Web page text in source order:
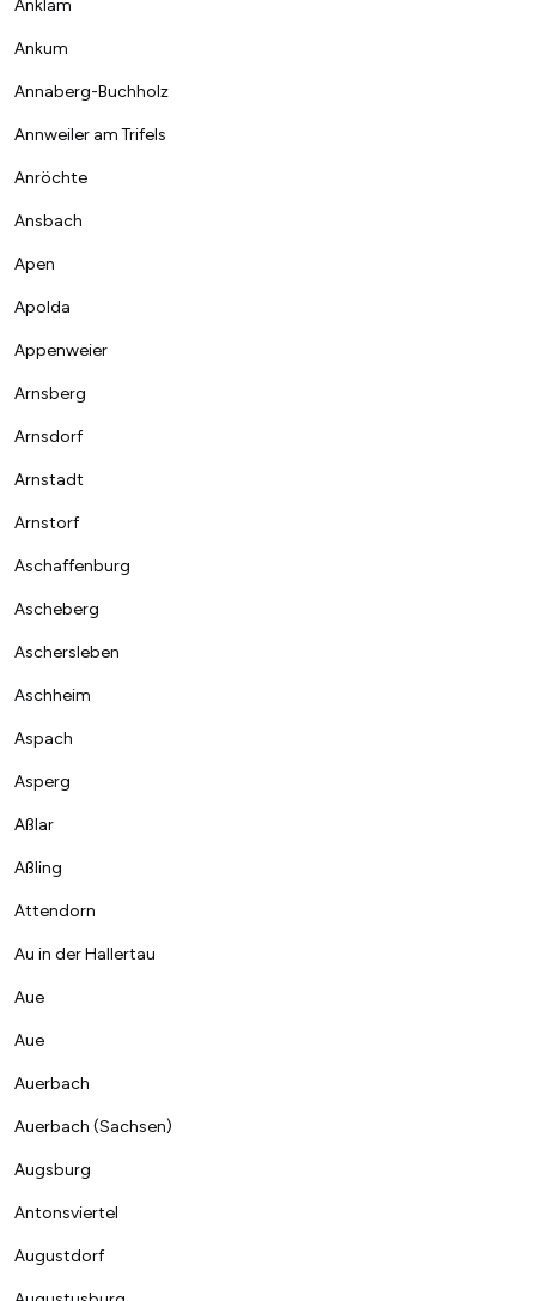
Anklam
Ankum
Annaberg-Buchholz
Annweiler am Trifels
Anröchte
Ansbach
Apen
Apolda
Appenweier
Arnsberg
Arnsdorf
Arnstadt
Arnstorf
Aschaffenburg
Ascheberg
Aschersleben
Aschheim
Aspach
Asperg
Aßlar
Aßling
Attendorn
Au in der Hallertau
Aue
Aue
Auerbach
Auerbach (Sachsen)
Augsburg
Antonsviertel
Augustdorf